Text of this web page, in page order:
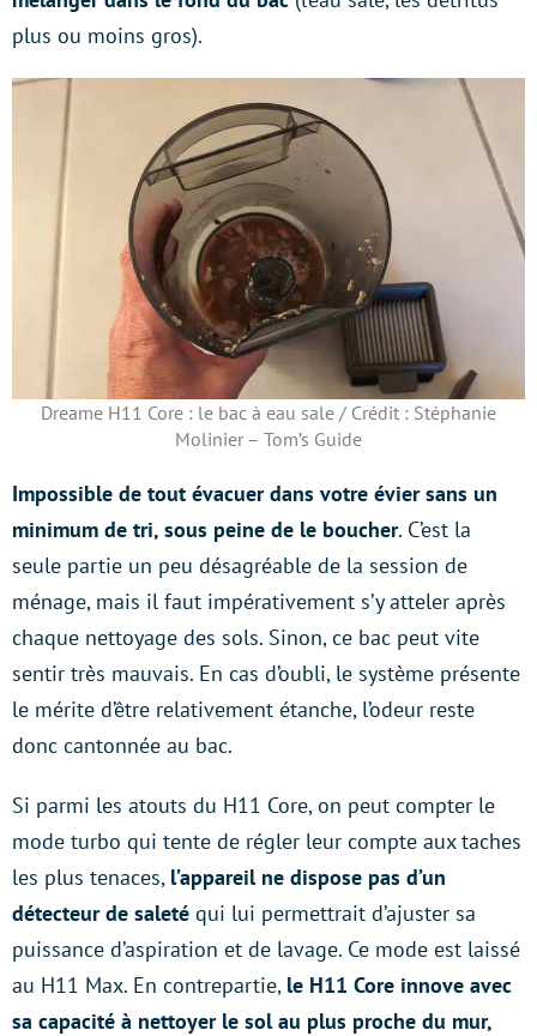
plus ou moins gros).
Dreame H11 Core : le bac à eau sale / Crédit : Stéphanie
Molinier – Tom’s Guide
Impossible de tout évacuer dans votre évier sans un
minimum de tri, sous peine de le boucher. C’est la
seule partie un peu désagréable de la session de
ménage, mais il faut impérativement s’y atteler après
chaque nettoyage des sols. Sinon, ce bac peut vite
sentir très mauvais. En cas d’oubli, le système présente
le mérite d’être relativement étanche, l’odeur reste
donc cantonnée au bac.
Si parmi les atouts du H11 Core, on peut compter le
mode turbo qui tente de régler leur compte aux taches
les plus tenaces, l’appareil ne dispose pas d’un
détecteur de saleté qui lui permettrait d’ajuster sa
puissance d’aspiration et de lavage. Ce mode est laissé
au H11 Max. En contrepartie, le H11 Core innove avec
sa capacité à nettoyer le sol au plus proche du mur,